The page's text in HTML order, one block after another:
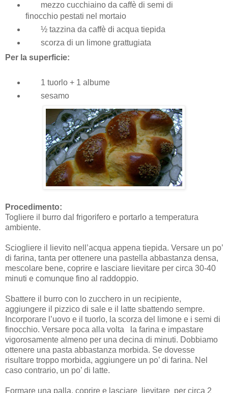
mezzo cucchiaino da caffè di semi di
finocchio pestati nel mortaio
½ tazzina da caffè di acqua tiepida
scorza di un limone grattugiata
Per la superficie:
1 tuorlo + 1 albume
sesamo
Procedimento:
Togliere il burro dal frigorifero e portarlo a temperatura
ambiente.
Sciogliere il lievito nell’acqua appena tiepida. Versare un po’
di farina, tanta per ottenere una pastella abbastanza densa,
mescolare bene, coprire e lasciare lievitare per circa 30-40
minuti e comunque fino al raddoppio.
Sbattere il burro con lo zucchero in un recipiente,
aggiungere il pizzico di sale e il latte sbattendo sempre.
Incorporare l’uovo e il tuorlo, la scorza del limone e i semi di
finocchio. Versare poca alla volta la farina e impastare
vigorosamente almeno per una decina di minuti. Dobbiamo
ottenere una pasta abbastanza morbida. Se dovesse
risultare troppo morbida, aggiungere un po’ di farina. Nel
caso contrario, un po’ di latte.
Formare una palla, coprire e lasciare lievitare per circa 2